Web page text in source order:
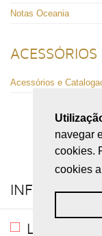
navegar
cookies.
cookies
Notas Oceania
Acessórios e
LOJA